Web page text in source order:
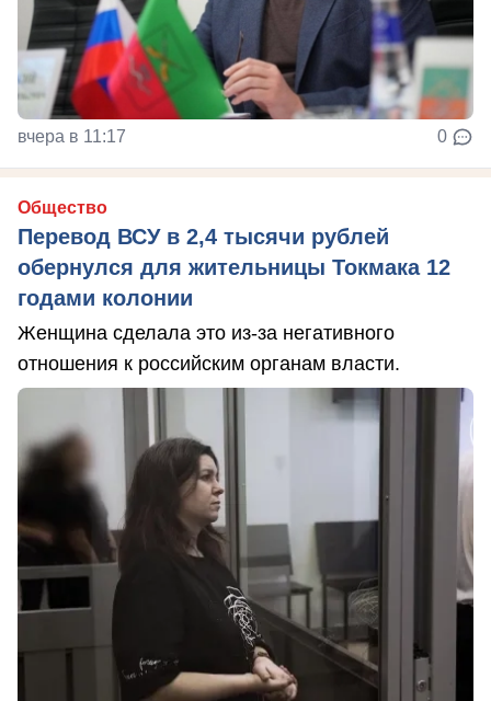
вчера в 11:17 0
Общество
Перевод ВСУ в 2,4 тысячи рублей
обернулся для жительницы Токмака 12
годами колонии
Женщина сделала это из-за негативного
отношения к российским органам власти.